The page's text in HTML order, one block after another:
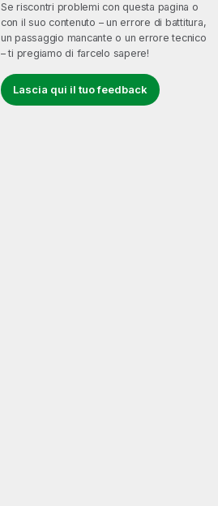
Se riscontri problemi con questa pagina o
con il suo contenuto – un errore di battitura,
un passaggio mancante o un errore tecnico
– ti pregiamo di farcelo sapere!
Lascia qui il tuo feedback